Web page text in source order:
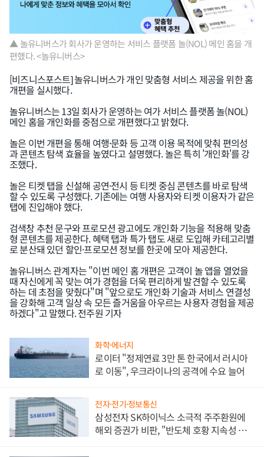
▲ 놀유니버스가 회사가 운영하는 서비스 플랫폼 놀(NOL) 메인 홈을 개
편했다. <놀유니버스>
[비즈니스포스트] 놀유니버스가 개인 맞춤형 서비스 제공을 위한 홈
개편을 실시했다.
놀유니버스는 13일 회사가 운영하는 여가 서비스 플랫폼 놀(NOL)
메인 홈을 개인화를 중점으로 개편했다고 밝혔다.
놀은 이번 개편을 통해 여행·문화 등 고객 이용 목적에 맞춰 편의성
과 콘텐츠 탐색 효율을 높였다고 설명했다. 놀은 특히 '개인화'를 강
조했다.
놀은 티켓 탭을 신설해 공연·전시 등 티켓 중심 콘텐츠를 바로 탐색
할 수 있도록 구성했다. 기존에는 여행 사용자와 티켓 이용자가 같은
탭에 진입해야 했다.
검색창 추천 문구와 프로모션 광고에도 개인화 기능을 적용해 맞춤
형 콘텐츠를 제공한다. 혜택 탭과 특가 탭도 새로 도입해 카테고리별
로 분산돼 있던 할인·프로모션 정보를 한곳에 모아 제공한다.
놀유니버스 관계자는 "이번 메인 홈 개편은 고객이 놀 앱을 열었을
때 자신에게 꼭 맞는 여가 경험을 더욱 편리하게 발견할 수 있도록
하는 데 초점을 맞췄다"며 "앞으로도 개인화 기술과 서비스 연결성
을 강화해 고객 일상 속 모든 즐거움을 아우르는 사용자 경험을 제공
하겠다"고 말했다. 전주원 기자
인기기사
화학·에너지
로이터 "정제연료 3만 톤 한국에서 러시아
로 이동", 우크라이나의 공격에 수요 늘어
전자·전기·정보통신
삼성전자 SK하이닉스 소극적 주주환원에
해외 증권가 비판, "반도체 호황 지속성 의